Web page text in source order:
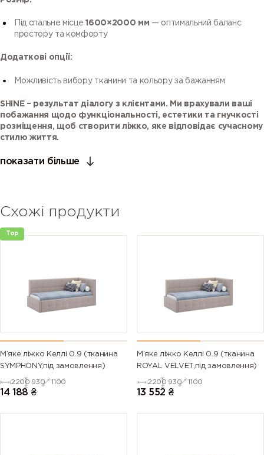
Під спальне місце1600×2000 мм — оптимальний баланс
простору та комфорту
Додаткові опції:
Можливість вибору тканини та кольору за бажанням
SHINE – результат діалогу з клієнтами. Ми врахували ваші
побажання щодо функціональності, естетики та гнучкості
розміщення, щоб створити ліжко, яке відповідає сучасному
стилю життя.
показати більше
Схожі продукти
Top
М’яке ліжко Келлі 0.9 (тканина
SYMPHONY,під замовлення)
2200 930 1100
14 188 ₴
М’яке ліжко Келлі 0.9 (тканина
ROYAL VELVET,під замовлення)
2200 930 1100
13 552 ₴